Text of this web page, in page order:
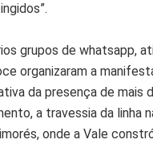
grupos de whatsapp,
organizaram a
da presença de mais
a travessia da linha
onde a Vale